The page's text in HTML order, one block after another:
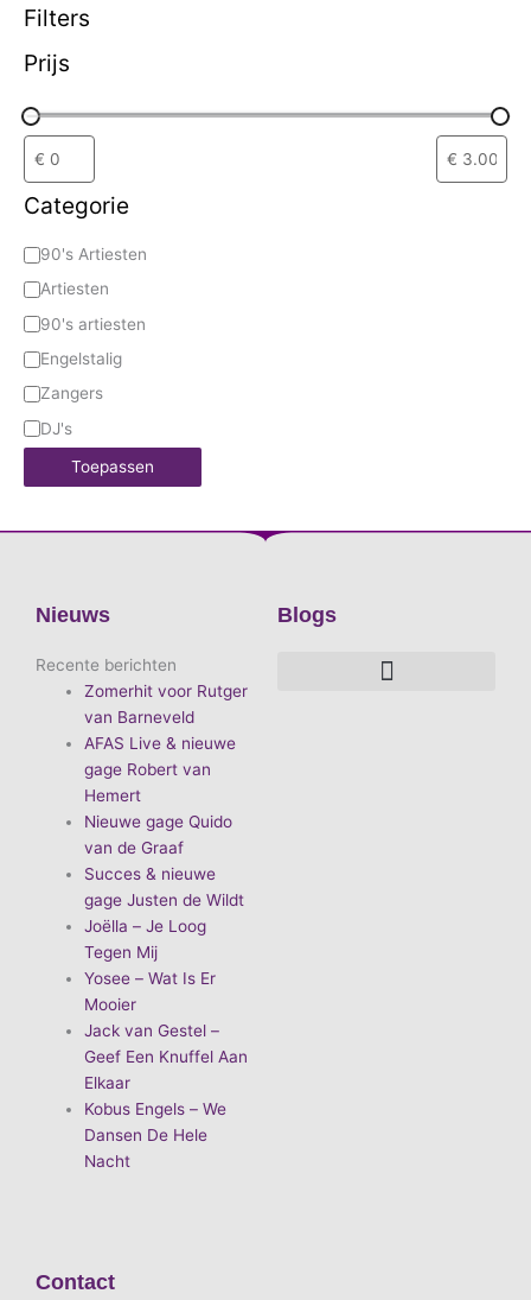
Filters
Prijs
Categorie
90's Artiesten
Artiesten
90's artiesten
Engelstalig
Zangers
DJ's
Toepassen
Nieuws
Recente berichten
Zomerhit voor Rutger
van Barneveld
AFAS Live & nieuwe
gage Robert van
Hemert
Nieuwe gage Quido
van de Graaf
Succes & nieuwe
gage Justen de Wildt
Joëlla – Je Loog
Tegen Mij
Yosee – Wat Is Er
Mooier
Jack van Gestel –
Geef Een Knuffel Aan
Elkaar
Kobus Engels – We
Dansen De Hele
Nacht
Blogs
Contact